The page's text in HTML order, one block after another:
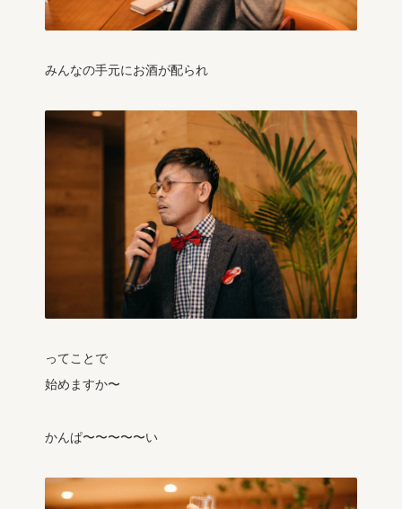
みんなの手元にお酒が配られ
ってことで
始めますか〜
かんぱ〜〜〜〜〜い